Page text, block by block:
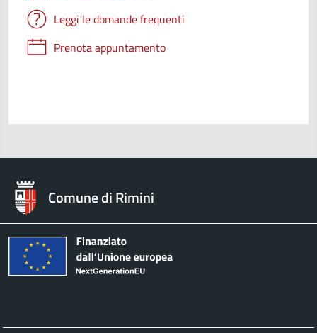
Leggi le domande frequenti
Prenota appuntamento
Comune di Rimini